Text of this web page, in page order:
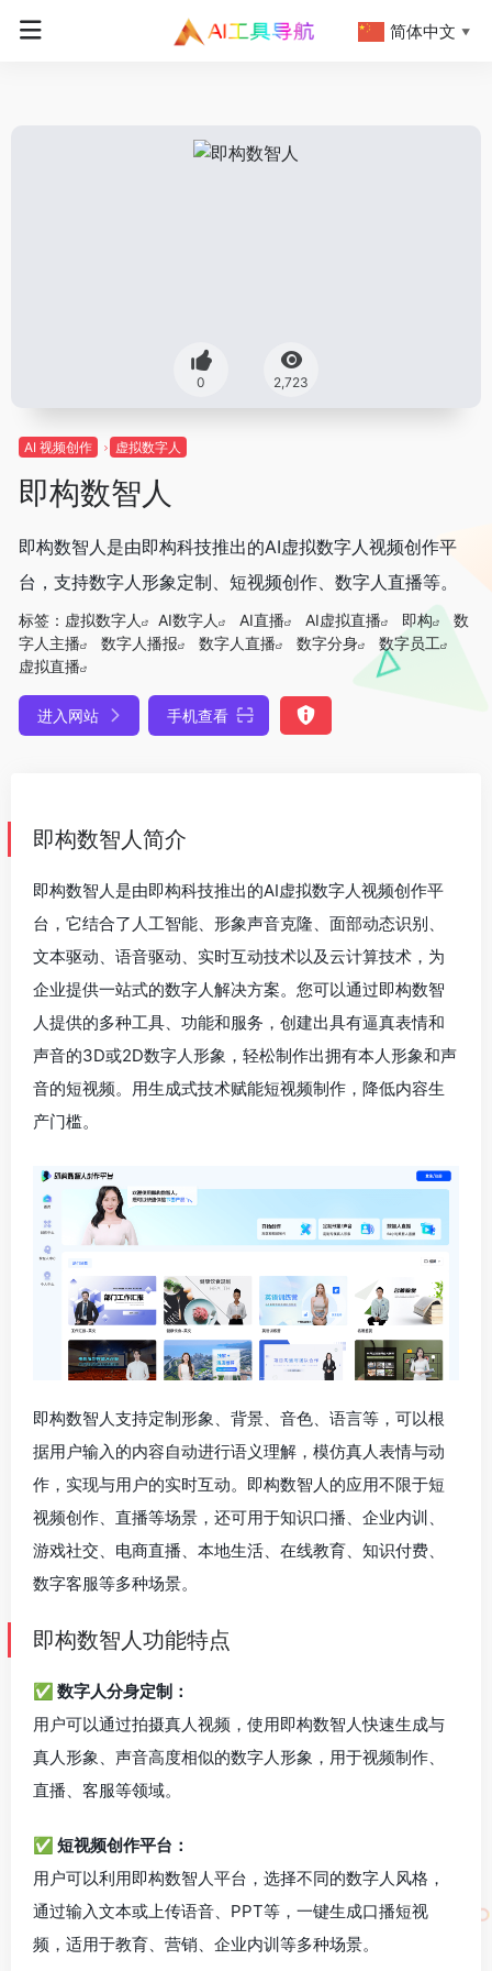
0 2,723
AI 视频创作 虚拟数字人
即构数智人
即构数智人是由即构科技推出的AI虚拟数字人视频创作平
台，支持数字人形象定制、短视频创作、数字人直播等。
标签： 虚拟数字人 AI数字人 AI直播 AI虚拟直播 即构
数
字人主播
数字人播报 数字人直播 数字分身
数字员工
虚拟直播
进入网站 手机查看
即构数智人简介
即构数智人是由即构科技推出的AI虚拟数字人视频创作平
台，它结合了人工智能、形象声音克隆、面部动态识别、
文本驱动、语音驱动、实时互动技术以及云计算技术，为
企业提供一站式的数字人解决方案。您可以通过即构数智
人提供的多种工具、功能和服务，创建出具有逼真表情和
声音的3D或2D数字人形象，轻松制作出拥有本人形象和声
音的短视频。用生成式技术赋能短视频制作，降低内容生
产门槛。
即构数智人支持定制形象、背景、音色、语言等，可以根
据用户输入的内容自动进行语义理解，模仿真人表情与动
作，实现与用户的实时互动。即构数智人的应用不限于短
视频创作、直播等场景，还可用于知识口播、企业内训、
游戏社交、电商直播、本地生活、在线教育、知识付费、
数字客服等多种场景。
即构数智人功能特点
✅ 数字人分身定制：
用户可以通过拍摄真人视频，使用即构数智人快速生成与
真人形象、声音高度相似的数字人形象，用于视频制作、
直播、客服等领域。
✅ 短视频创作平台：
用户可以利用即构数智人平台，选择不同的数字人风格，
通过输入文本或上传语音、PPT等，一键生成口播短视
频，适用于教育、营销、企业内训等多种场景。
简体中文 ▼